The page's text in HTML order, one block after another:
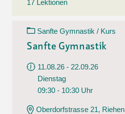
17 Lektionen
Sanfte Gymnastik / Kurs
Sanfte Gymnastik
11.08.26 - 22.09.26
Dienstag
09:30 - 10:30 Uhr
Oberdorfstrasse 21, Riehen